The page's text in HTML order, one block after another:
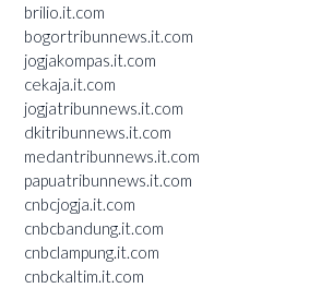
brilio.it.com
bogortribunnews.it.com
jogjakompas.it.com
cekaja.it.com
jogjatribunnews.it.com
dkitribunnews.it.com
medantribunnews.it.com
papuatribunnews.it.com
cnbcjogja.it.com
cnbcbandung.it.com
cnbclampung.it.com
cnbckaltim.it.com